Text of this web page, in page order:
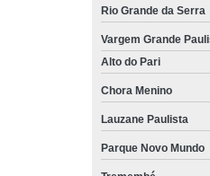
Rio Grande da Serra
Vargem Grande
Alto do Pari
Chora Menino
Lauzane Paulista
Parque Novo Mundo